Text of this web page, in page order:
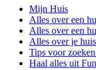
Mijn Huis
Alles over een
Alles over een
Alles over je
Tips voor
Haal alles uit